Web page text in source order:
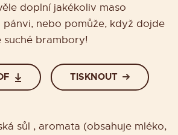
doplní jakékoliv maso
nebo pomůže, když dojde
suché brambory!
TISKNOUT
sůl , aromata (obsahuje mléko,